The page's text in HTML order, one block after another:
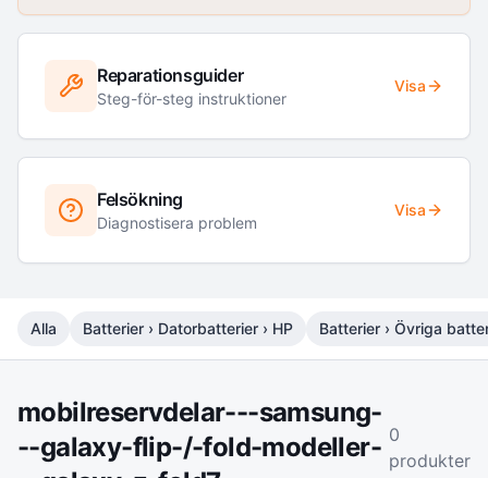
Reparationsguider
Steg-för-steg instruktioner
Visa
Felsökning
Diagnostisera problem
Visa
Alla Batterier › Datorbatterier › HP Batterier › Övriga
mobilreservdelar---samsung-
--galaxy-flip-/-fold-modeller- 0
produkter